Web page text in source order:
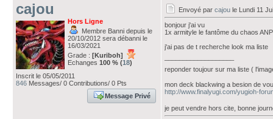
cajou
Hors Ligne
Membre Banni depuis le
20/10/2012 sera débanni le
16/03/2021
Grade : [Kuriboh]
Echanges 100 % (18)
Inscrit le 05/05/2011
846 Messages/ 0 Contributions/ 0 Pts
Message Privé
Envoyé par cajou le Lundi 11
bonjour j'ai vu
1x armityle le fantôme du chaos
j'ai pas de t recherche look ma liste
reponder toujour sur ma liste (
mon deck blackwing a besion de
http://www.finalyugi.com/yugioh-
je peut vendre hors cite, bonne